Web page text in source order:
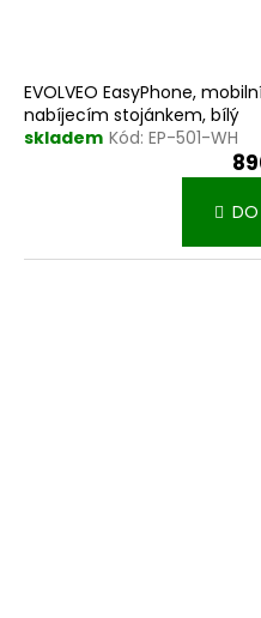
EVOLVEO EasyPhone,
nabíjecím stojánkem, bílý
skladem Kód: EP-501-WH
DO